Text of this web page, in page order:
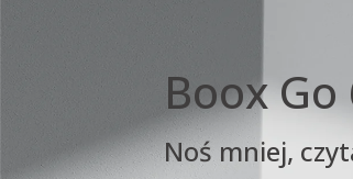
Boox Go
Noś mniej,